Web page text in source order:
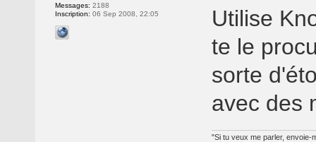
Messages: 2188
Inscription: 06 Sep 2008, 22:05
Utilise
te le
sorte
avec des
"Si tu veux me parler, envoie-